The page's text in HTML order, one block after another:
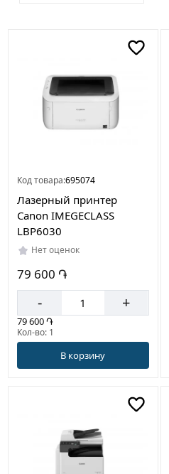
Код товара:695074
Лазерный принтер
Canon IMEGECLASS
LBP6030
Нет оценок
79 600 ֏
- +
79 600 ֏
Кол-во: 1
В корзину